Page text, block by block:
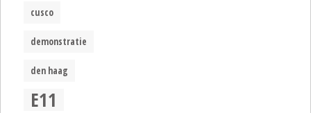
cusco
demonstratie
den haag
E11